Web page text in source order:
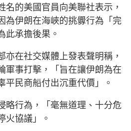
名的美國官員向美聯社表示，
為伊朗在海峽的挑釁行為「完
此承擔後果。
亦在社交媒體上發表聲明稱，
軍事打擊，「旨在讓伊朗為在
平民商船付出沉重代價」。
略行為，「毫無道理、十分危
火協議」。